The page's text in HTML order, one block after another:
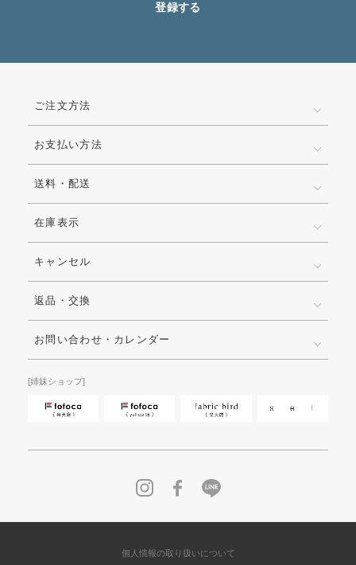
登録する
ご注文方法
お支払い方法
送料・配送
在庫表示
キャンセル
返品・交換
お問い合わせ・カレンダー
[姉妹ショップ]
個人情報の取り扱いについて